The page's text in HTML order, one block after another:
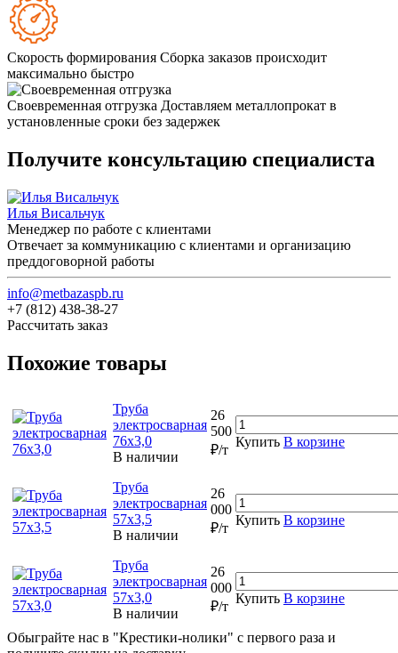
Скорость формирования Сборка заказов происходит
максимально быстро
Своевременная отгрузка Доставляем металлопрокат в
установленные сроки без задержек
Получите консультацию специалиста
Илья Висальчук
Менеджер по работе с клиентами
Отвечает за коммуникацию с клиентами и организацию
преддоговорной работы
info@metbazaspb.ru
+7 (812) 438-38-27
Рассчитать заказ
Похожие товары
Труба
электросварная
76х3,0
В наличии
26
500
₽/т
Купить В корзине
Труба
электросварная
57х3,5
В наличии
26
000
₽/т
Купить В корзине
Труба
электросварная
57х3,0
В наличии
26
000
₽/т
Купить В корзине
Обыграйте нас в "Крестики-нолики" с первого раза и